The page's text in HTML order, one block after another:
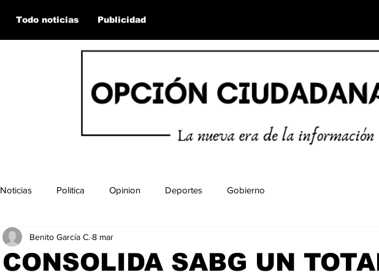
Todo noticias Publicidad
Noticias Politica Opinion Deportes Gobierno
CONSOLIDA SABG UN
Benito García C. 8 mar